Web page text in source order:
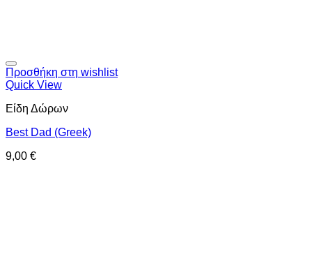
Προσθήκη στη wishlist
Quick View
Είδη Δώρων
Best Dad (Greek)
9,00 €